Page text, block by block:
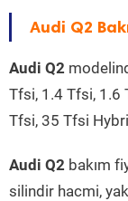
Audi Q2
Audi Q2
Tfsi, 1.4 Tfsi, 1.6
Tfsi, 35 Tfsi
Audi Q2 bakım
silindir hacmi,